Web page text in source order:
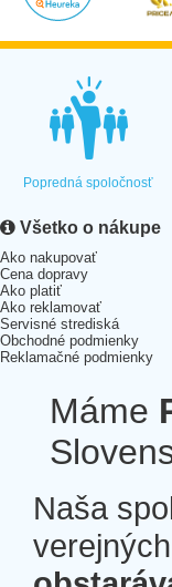
Popredná spoločnosť
Všetko o nákupe
Ako nakupovať
Cena dopravy
Ako platiť
Ako reklamovať
Servisné strediská
Obchodné podmienky
Reklamačné podmienky
Máme
Naša